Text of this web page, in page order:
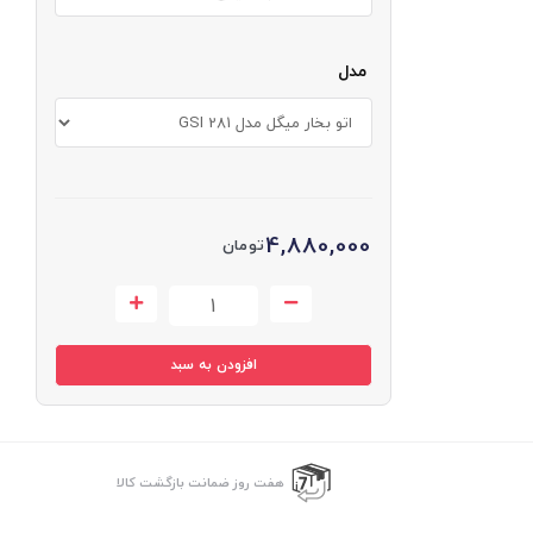
مدل
4,880,000تومان
افزودن به سبد
هفت روز ضمانت بازگشت کالا